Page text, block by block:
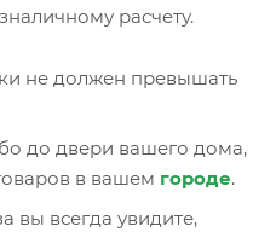
расчету.
не должен превышать
до двери вашего дома,
в вашем городе.
вы всегда увидите,